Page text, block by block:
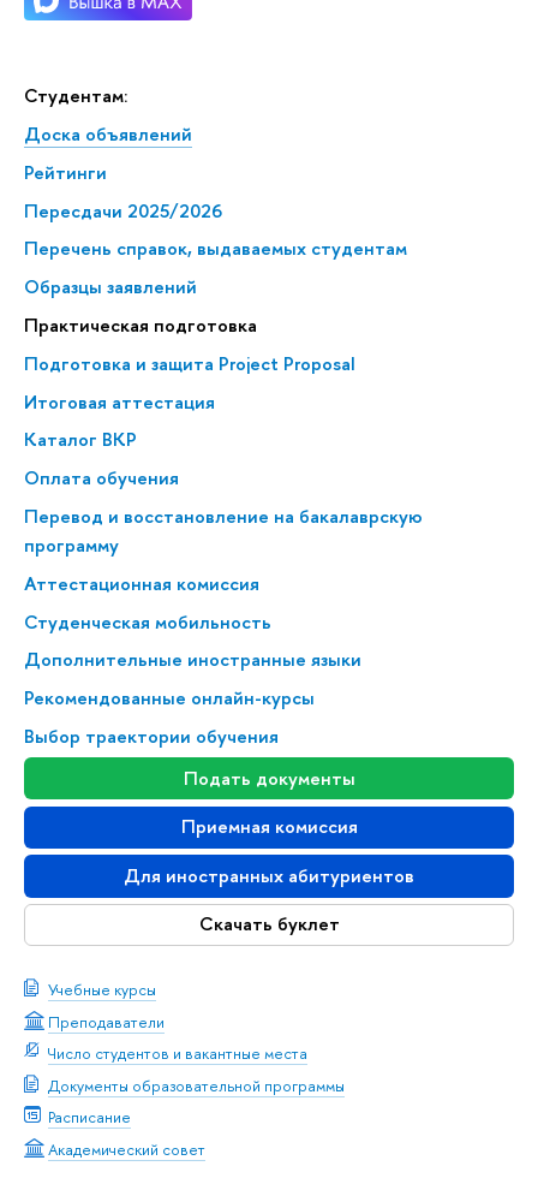
Студентам:
Доска объявлений
Рейтинги
Пересдачи 2025/2026
Перечень справок, выдаваемых студентам
Образцы заявлений
Практическая подготовка
Подготовка и защита Project Proposal
Итоговая аттестация
Каталог ВКР
Оплата обучения
Перевод и восстановление на бакалаврскую
программу
Аттестационная комиссия
Студенческая мобильность
Дополнительные иностранные языки
Рекомендованные онлайн-курсы
Выбор траектории обучения
Подать документы
Приемная комиссия
Для иностранных абитуриентов
Скачать буклет
Учебные курсы
Преподаватели
Число студентов и вакантные места
Документы образовательной программы
Расписание
Академический совет